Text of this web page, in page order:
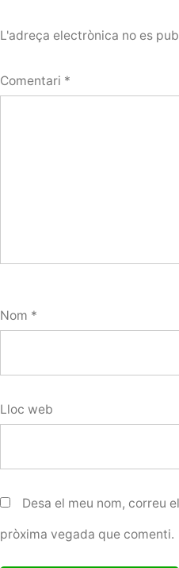
L'adreça electrònica no es
Comentari *
Nom *
Lloc web
Desa el meu nom, correu
pròxima vegada que comenti.